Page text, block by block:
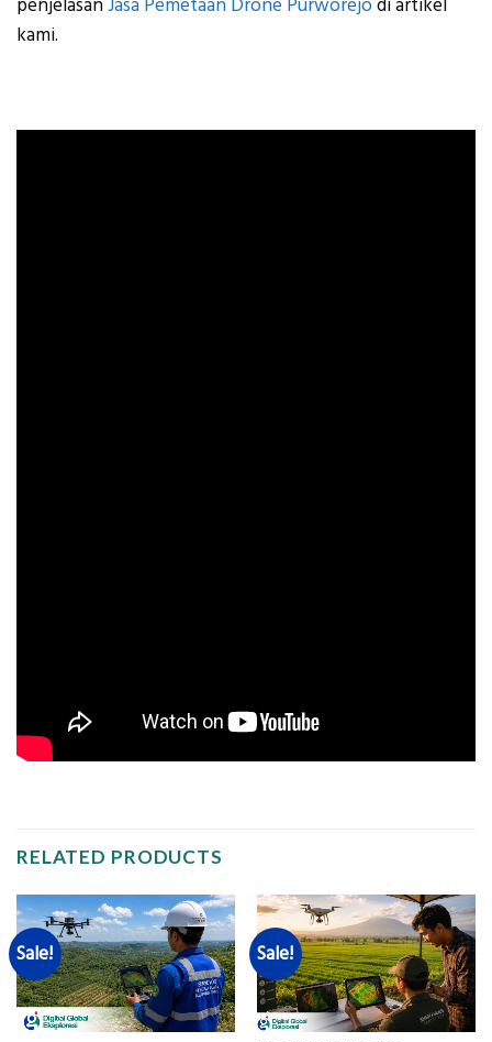
kami.
RELATED PRODUCTS
Sale! Sale!